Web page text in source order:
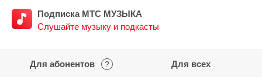
Подписка МТС МУЗЫКА
Слушайте музыку и подкасты
Для абонентов ? Для всех